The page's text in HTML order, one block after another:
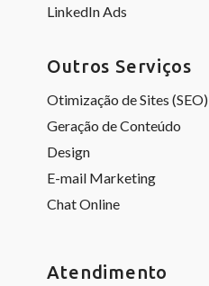
LinkedIn Ads
Outros Serviços
Otimização de Sites (SEO)
Geração de Conteúdo
Design
E-mail Marketing
Chat Online
Atendimento